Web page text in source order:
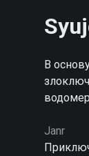
В
Janr